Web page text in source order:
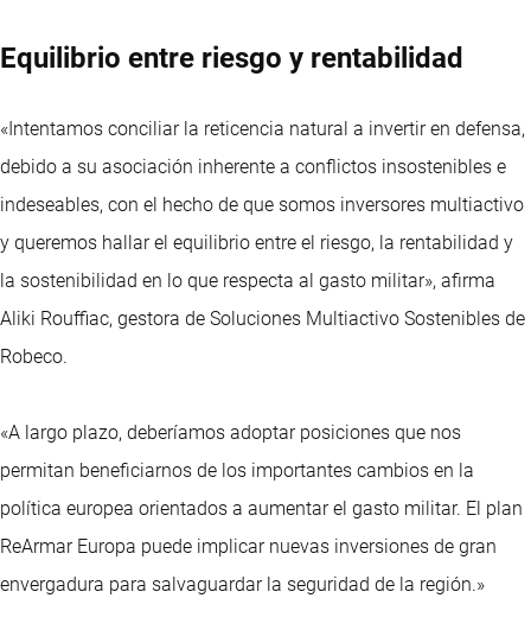
Equilibrio entre riesgo y rentabilidad
«Intentamos conciliar la reticencia natural a invertir en defensa,
debido a su asociación inherente a conflictos insostenibles e
indeseables, con el hecho de que somos inversores multiactivo
y queremos hallar el equilibrio entre el riesgo, la rentabilidad y
la sostenibilidad en lo que respecta al gasto militar», afirma
Aliki Rouffiac, gestora de Soluciones Multiactivo Sostenibles de
Robeco.
«A largo plazo, deberíamos adoptar posiciones que nos
permitan beneficiarnos de los importantes cambios en la
política europea orientados a aumentar el gasto militar. El plan
ReArmar Europa puede implicar nuevas inversiones de gran
envergadura para salvaguardar la seguridad de la región.»